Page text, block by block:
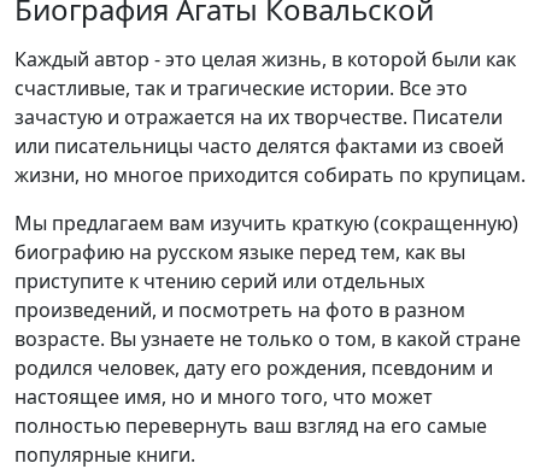
Биография Агаты Ковальской
Каждый автор - это целая жизнь, в которой были как
счастливые, так и трагические истории. Все это
зачастую и отражается на их творчестве. Писатели
или писательницы часто делятся фактами из своей
жизни, но многое приходится собирать по крупицам.
Мы предлагаем вам изучить краткую (сокращенную)
биографию на русском языке перед тем, как вы
приступите к чтению серий или отдельных
произведений, и посмотреть на фото в разном
возрасте. Вы узнаете не только о том, в какой стране
родился человек, дату его рождения, псевдоним и
настоящее имя, но и много того, что может
полностью перевернуть ваш взгляд на его самые
популярные книги.